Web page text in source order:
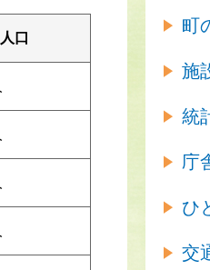
人口
町
施
統
庁
ひ
交